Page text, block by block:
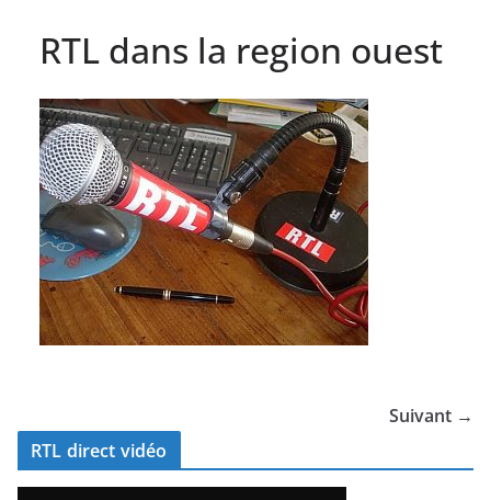
RTL dans la region ouest
Suivant →
RTL direct vidéo